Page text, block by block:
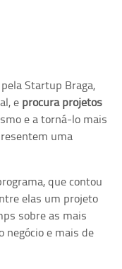
Startup Braga,
e procura projetos
e a torná-lo mais
uma
que contou
elas um projeto
sobre as mais
negócio e mais de